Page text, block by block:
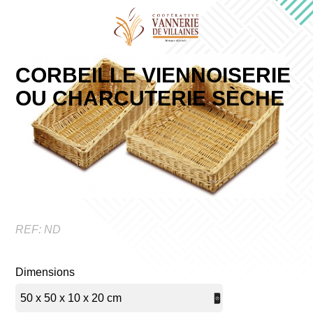
CORBEILLE VIENNOISERIE
OU CHARCUTERIE SÈCHE
REF: ND
Dimensions